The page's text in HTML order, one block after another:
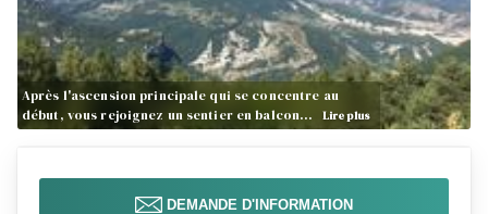
Après l'ascension principale qui se concentre au
début, vous rejoignez un sentier en balcon…
Lire plus
DEMANDE D'INFORMATION